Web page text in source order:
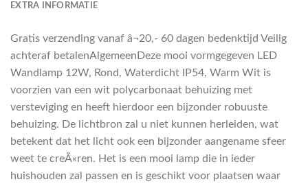
EXTRA INFORMATIE
Gratis verzending vanaf â¬20,- 60 dagen bedenktijd Veilig
achteraf betalenAlgemeenDeze mooi vormgegeven LED
Wandlamp 12W, Rond, Waterdicht IP54, Warm Wit is
voorzien van een wit polycarbonaat behuizing met
versteviging en heeft hierdoor een bijzonder robuuste
behuizing. De lichtbron zal u niet kunnen herleiden, wat
betekent dat het licht ook een bijzonder aangename sfeer
weet te creÃ«ren. Het is een mooi lamp die in ieder
huishouden zal passen en is geschikt voor plaatsen waar